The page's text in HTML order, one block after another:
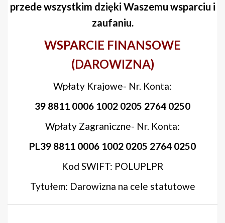
przede wszystkim dzięki Waszemu wsparciu i
zaufaniu.
WSPARCIE FINANSOWE
(DAROWIZNA)
Wpłaty Krajowe- Nr. Konta:
39 8811 0006 1002 0205 2764 0250
Wpłaty Zagraniczne- Nr. Konta:
PL39 8811 0006 1002 0205 2764 0250
Kod SWIFT: POLUPLPR
Tytułem: Darowizna na cele statutowe